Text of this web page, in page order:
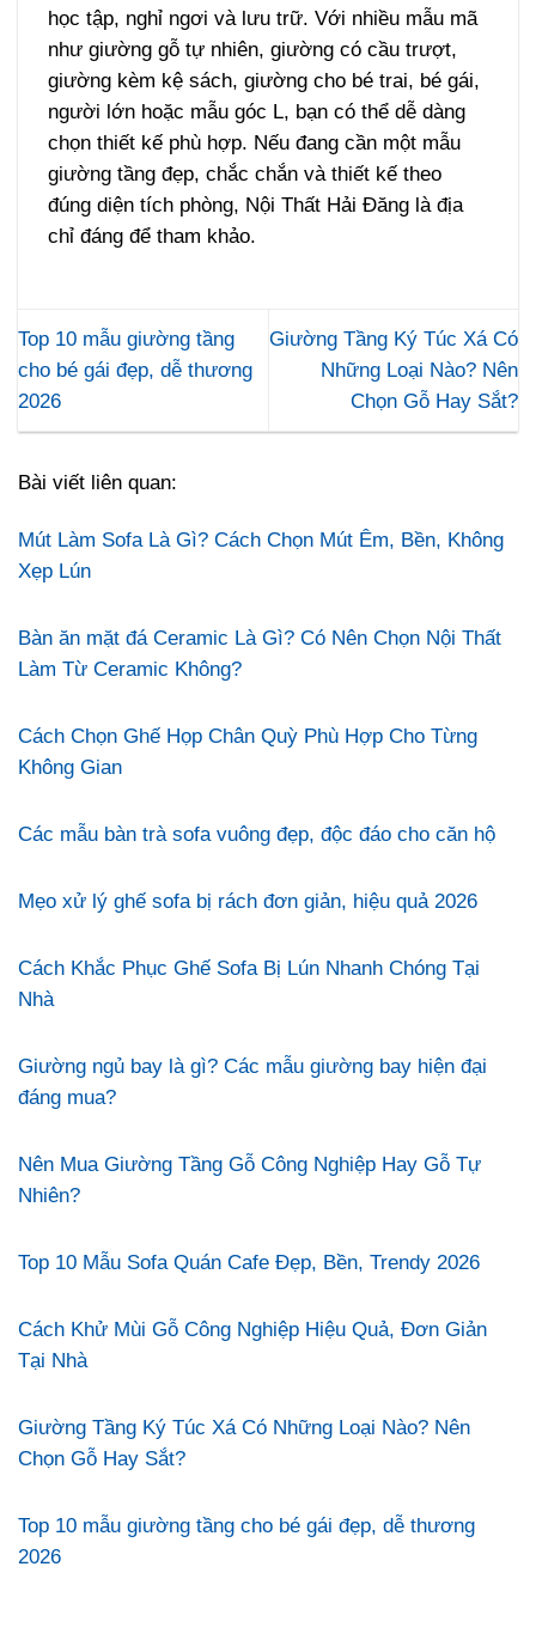
học tập, nghỉ ngơi và lưu trữ. Với nhiều mẫu mã
như giường gỗ tự nhiên, giường có cầu trượt,
giường kèm kệ sách, giường cho bé trai, bé gái,
người lớn hoặc mẫu góc L, bạn có thể dễ dàng
chọn thiết kế phù hợp. Nếu đang cần một mẫu
giường tầng đẹp, chắc chắn và thiết kế theo
đúng diện tích phòng, Nội Thất Hải Đăng là địa
chỉ đáng để tham khảo.
Top 10 mẫu giường tầng
cho bé gái đẹp, dễ thương
2026
Giường Tầng Ký Túc Xá Có
Những Loại Nào? Nên
Chọn Gỗ Hay Sắt?
Bài viết liên quan:
Mút Làm Sofa Là Gì? Cách Chọn Mút Êm, Bền, Không
Xẹp Lún
Bàn ăn mặt đá Ceramic Là Gì? Có Nên Chọn Nội Thất
Làm Từ Ceramic Không?
Cách Chọn Ghế Họp Chân Quỳ Phù Hợp Cho Từng
Không Gian
Các mẫu bàn trà sofa vuông đẹp, độc đáo cho căn hộ
Mẹo xử lý ghế sofa bị rách đơn giản, hiệu quả 2026
Cách Khắc Phục Ghế Sofa Bị Lún Nhanh Chóng Tại
Nhà
Giường ngủ bay là gì? Các mẫu giường bay hiện đại
đáng mua?
Nên Mua Giường Tầng Gỗ Công Nghiệp Hay Gỗ Tự
Nhiên?
Top 10 Mẫu Sofa Quán Cafe Đẹp, Bền, Trendy 2026
Cách Khử Mùi Gỗ Công Nghiệp Hiệu Quả, Đơn Giản
Tại Nhà
Giường Tầng Ký Túc Xá Có Những Loại Nào? Nên
Chọn Gỗ Hay Sắt?
Top 10 mẫu giường tầng cho bé gái đẹp, dễ thương
2026